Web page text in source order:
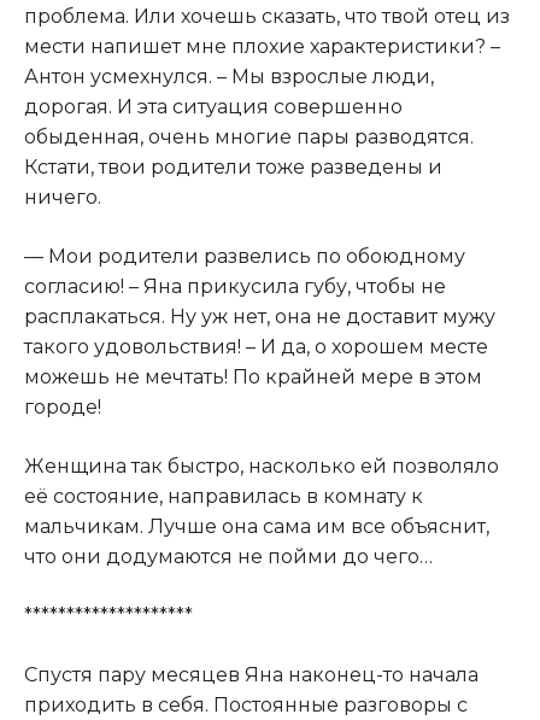
проблема. Или хочешь сказать, что твой отец из
мести напишет мне плохие характеристики? –
Антон усмехнулся. – Мы взрослые люди,
дорогая. И эта ситуация совершенно
обыденная, очень многие пары разводятся.
Кстати, твои родители тоже разведены и
ничего.
— Мои родители развелись по обоюдному
согласию! – Яна прикусила губу, чтобы не
расплакаться. Ну уж нет, она не доставит мужу
такого удовольствия! – И да, о хорошем месте
можешь не мечтать! По крайней мере в этом
городе!
Женщина так быстро, насколько ей позволяло
её состояние, направилась в комнату к
мальчикам. Лучше она сама им все объяснит,
что они додумаются не пойми до чего…
********************
Спустя пару месяцев Яна наконец-то начала
приходить в себя. Постоянные разговоры с